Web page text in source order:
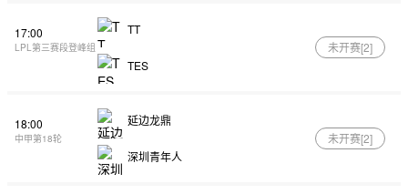
17:00
LPL第三赛段登峰组
TT
TES
未开赛[2]
18:00
中甲第18轮
延边龙鼎
深圳青年人
未开赛[2]